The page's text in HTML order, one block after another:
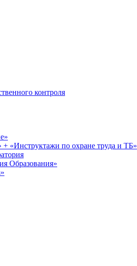
контроля
«Инструктажи по охране труда и ТБ»
Образования»